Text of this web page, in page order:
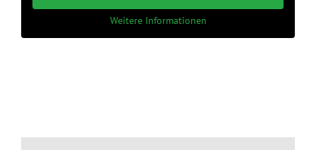
Weitere Informationen